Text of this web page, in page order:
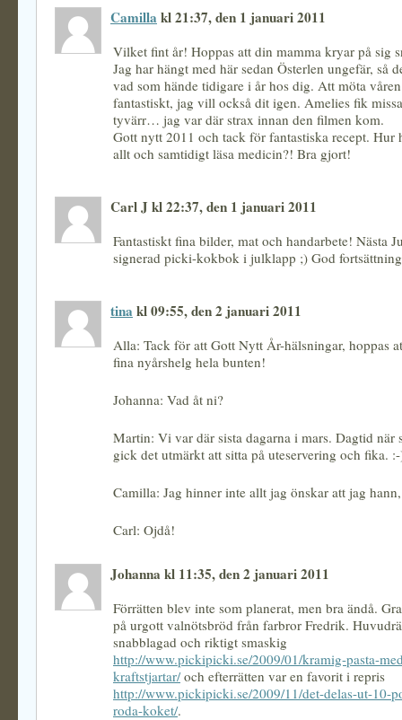
Camilla kl 21:37, den 1 januari 2011
Vilket fint år! Hoppas att din mamma kryar på sig
Jag har hängt med här sedan Österlen ungefär, så
vad som hände tidigare i år hos dig. Att möta
fantastiskt, jag vill också dit igen. Amelies fik
tyvärr… jag var där strax innan den filmen kom.
Gott nytt 2011 och tack för fantastiska recept. Hur
allt och samtidigt läsa medicin?! Bra gjort!
Carl J kl 22:37, den 1 januari 2011
Fantastiskt fina bilder, mat och handarbete! Nästa
signerad picki-kokbok i julklapp ;) God
tina kl 09:55, den 2 januari 2011
Alla: Tack för att Gott Nytt År-hälsningar, hoppas
fina nyårshelg hela bunten!
Johanna: Vad åt ni?
Martin: Vi var där sista dagarna i mars. Dagtid när
gick det utmärkt att sitta på uteservering och fika.
Camilla: Jag hinner inte allt jag önskar att jag
Carl: Ojdå!
Johanna kl 11:35, den 2 januari 2011
Förrätten blev inte som planerat, men bra ändå.
på urgott valnötsbröd från farbror Fredrik.
snabblagad och riktigt smaskig
http://www.pickipicki.se/2009/01/kramig-pasta-
kraftstjartar/och efterrätten var en favorit i repris
http://www.pickipicki.se/2009/11/det-delas-ut-10-
roda-koket/.